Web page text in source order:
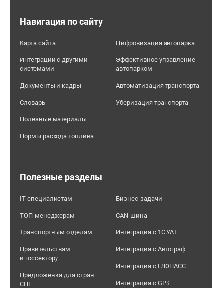
Навигация по сайту
Карта сайта
Интеграции с другими
системами
Документы и кадры
Словарь
Полезные материалы
Нормы расхода топлива
Цифровизация автопарка
Эффективное управление
автопарком
Автоматизация транспорта
Уберизация транспорта
Полезные разделы
IT-специалистам
ТОП-менеджерам
Транспортным отделам
Правительствам
и госсектору
Предложения для стран
СНГ
Бизнес-задачи
CAN-шина
Интеграция с 1С УАТ
Интеграция с Автограф
Интеграция с ГЛОНАСС
Интеграция с GPS